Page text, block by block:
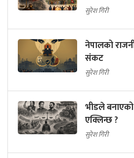
सुरेश गिरी
नेपालको
संकट
सुरेश गिरी
भीडले
एक्लिन्छ ?
सुरेश गिरी